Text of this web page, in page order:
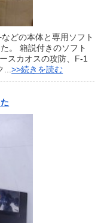
どの本体と専用ソフト
。 箱説付きのソフト
スカオスの攻防、F-1
...>>続きを読む